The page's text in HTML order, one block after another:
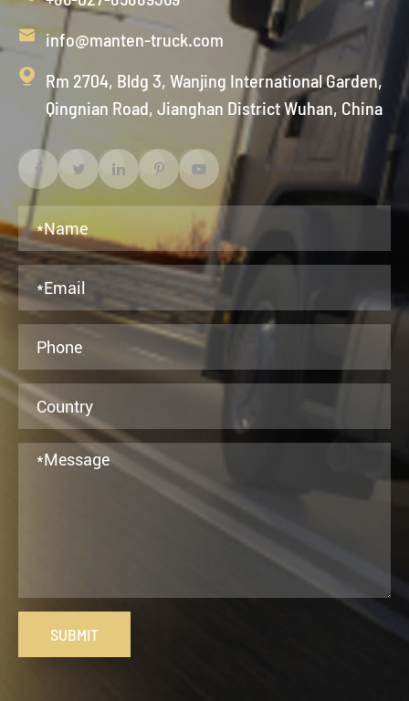
 info@manten-truck.com

Rm 2704, Bldg 3, Wanjing International Garden,
Qingnian Road, Jianghan District Wuhan, China
SUBMIT